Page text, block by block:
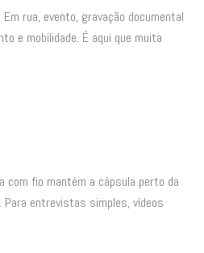
rua, evento, gravação documental
e mobilidade. É aqui que muita
com fio mantém a cápsula perto da
entrevistas simples, vídeos